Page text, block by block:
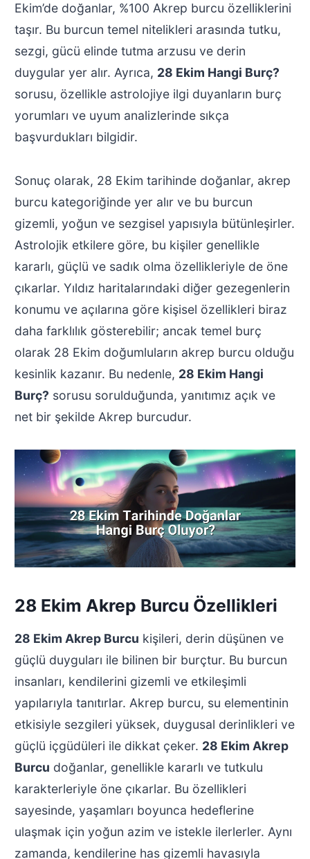
Ekim’de doğanlar, %100 Akrep burcu özelliklerini
taşır. Bu burcun temel nitelikleri arasında tutku,
sezgi, gücü elinde tutma arzusu ve derin
duygular yer alır. Ayrıca, 28 Ekim Hangi Burç?
sorusu, özellikle astrolojiye ilgi duyanların burç
yorumları ve uyum analizlerinde sıkça
başvurdukları bilgidir.
Sonuç olarak, 28 Ekim tarihinde doğanlar, akrep
burcu kategoriğinde yer alır ve bu burcun
gizemli, yoğun ve sezgisel yapısıyla bütünleşirler.
Astrolojik etkilere göre, bu kişiler genellikle
kararlı, güçlü ve sadık olma özellikleriyle de öne
çıkarlar. Yıldız haritalarındaki diğer gezegenlerin
konumu ve açılarına göre kişisel özellikleri biraz
daha farklılık gösterebilir; ancak temel burç
olarak 28 Ekim doğumluların akrep burcu olduğu
kesinlik kazanır. Bu nedenle, 28 Ekim Hangi
Burç? sorusu sorulduğunda, yanıtımız açık ve
net bir şekilde Akrep burcudur.
28 Ekim Akrep Burcu Özellikleri
28 Ekim Akrep Burcu kişileri, derin düşünen ve
güçlü duyguları ile bilinen bir burçtur. Bu burcun
insanları, kendilerini gizemli ve etkileşimli
yapılarıyla tanıtırlar. Akrep burcu, su elementinin
etkisiyle sezgileri yüksek, duygusal derinlikleri ve
güçlü içgüdüleri ile dikkat çeker. 28 Ekim Akrep
Burcu doğanlar, genellikle kararlı ve tutkulu
karakterleriyle öne çıkarlar. Bu özellikleri
sayesinde, yaşamları boyunca hedeflerine
ulaşmak için yoğun azim ve istekle ilerlerler. Aynı
zamanda, kendilerine has gizemli havasıyla